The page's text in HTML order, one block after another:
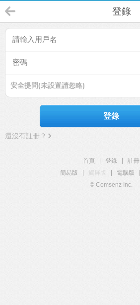
登錄
安全提問(未設置請忽略)
登錄
還沒有註冊？
首頁 登錄
註冊
簡易版
觸屏版 電腦版
© Comsenz Inc.